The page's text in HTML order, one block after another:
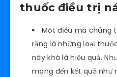
thuốc điều trị
Một điều mà chúng
rằng là những loại
này khá là hiệu quả.
mang đến kết quả như